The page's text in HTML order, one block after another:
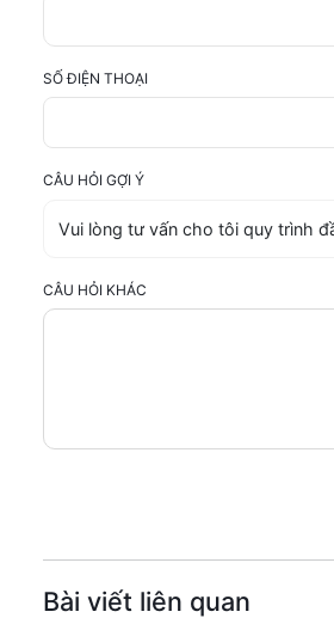
SỐ ĐIỆN THOẠI
CÂU HỎI GỢI Ý
CÂU HỎI KHÁC
Bài viết liên quan